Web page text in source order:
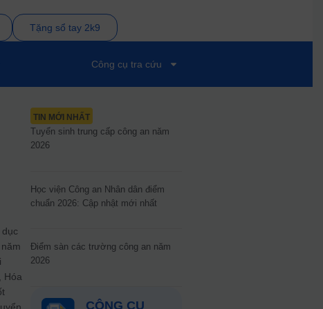
Tặng sổ tay 2k9
Công cụ tra cứu
Hóa
TIN MỚI NHẤT
Tuyển sinh trung cấp công an năm
2026
Học viện Công an Nhân dân điểm
chuẩn 2026: Cập nhật mới nhất
Điểm sàn các trường công an năm
2026
CÔNG CỤ